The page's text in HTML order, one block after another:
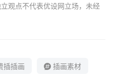
观点不代表优设网立场， 未经
插插画 插画素材